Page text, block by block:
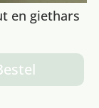
en giethars